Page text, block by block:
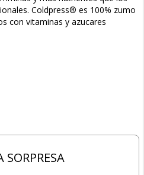
Coldpress® es 100% zumo
con vitaminas y azucares
SORPRESA